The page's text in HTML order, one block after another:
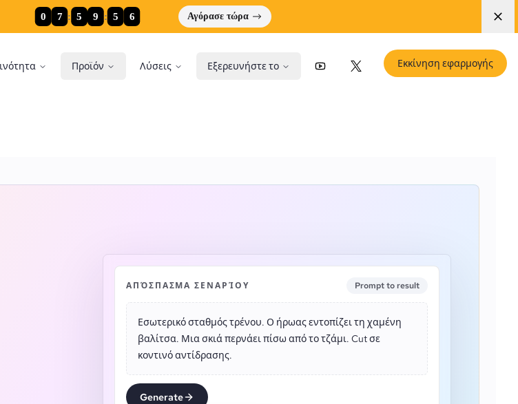
0 7 : 5 9 : 5 5 Αγόρασε τώρα
Προϊόν Λύσεις Εξερευνήστε το YouTubeX (Twitter)
Εκκίνηση εφαρμογής
ΑΠΌΣΠΑΣΜΑ ΣΕΝΑΡΊΟΥ Prompt to result
Εσωτερικό σταθμός τρένου. Ο ήρωας εντοπίζει τη χαμένη
βαλίτσα. Μια σκιά περνάει πίσω από το τζάμι. Cut σε
κοντινό αντίδρασης.
Generate